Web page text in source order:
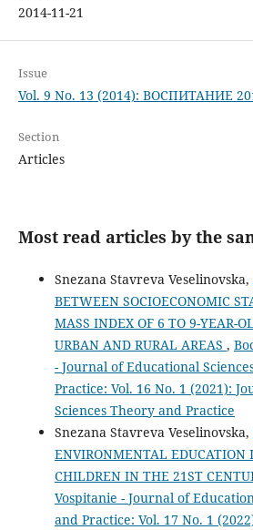
2014-11-21
Issue
Vol. 9 No. 13 (2014): ВОСПИТАНИЕ
Section
Articles
Most read articles by the
Snezana Stavreva Veselinovska,
BETWEEN SOCIOECONOMIC
MASS INDEX OF 6 TO 9-YEAR-
URBAN AND RURAL AREAS ,
- Journal of Educational
Practice: Vol. 16 No. 1 (2021):
Sciences Theory and Practice
Snezana Stavreva Veselinovska,
ENVIRONMENTAL EDUCATION
CHILDREN IN THE 21ST
Vospitanie - Journal of
and Practice: Vol. 17 No. 1